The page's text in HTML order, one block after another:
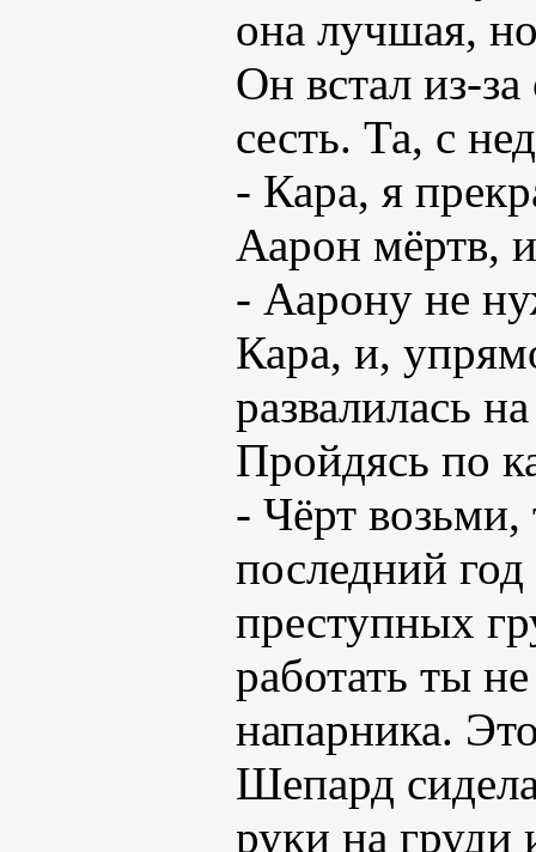
она лучшая,
Он встал из-
сесть. Та, с
- Кара, я
Аарон мёртв,
- Аарону не
Кара, и,
развалилась
Пройдясь по
- Чёрт
последний
преступных
работать ты
напарника.
Шепард
руки на груди